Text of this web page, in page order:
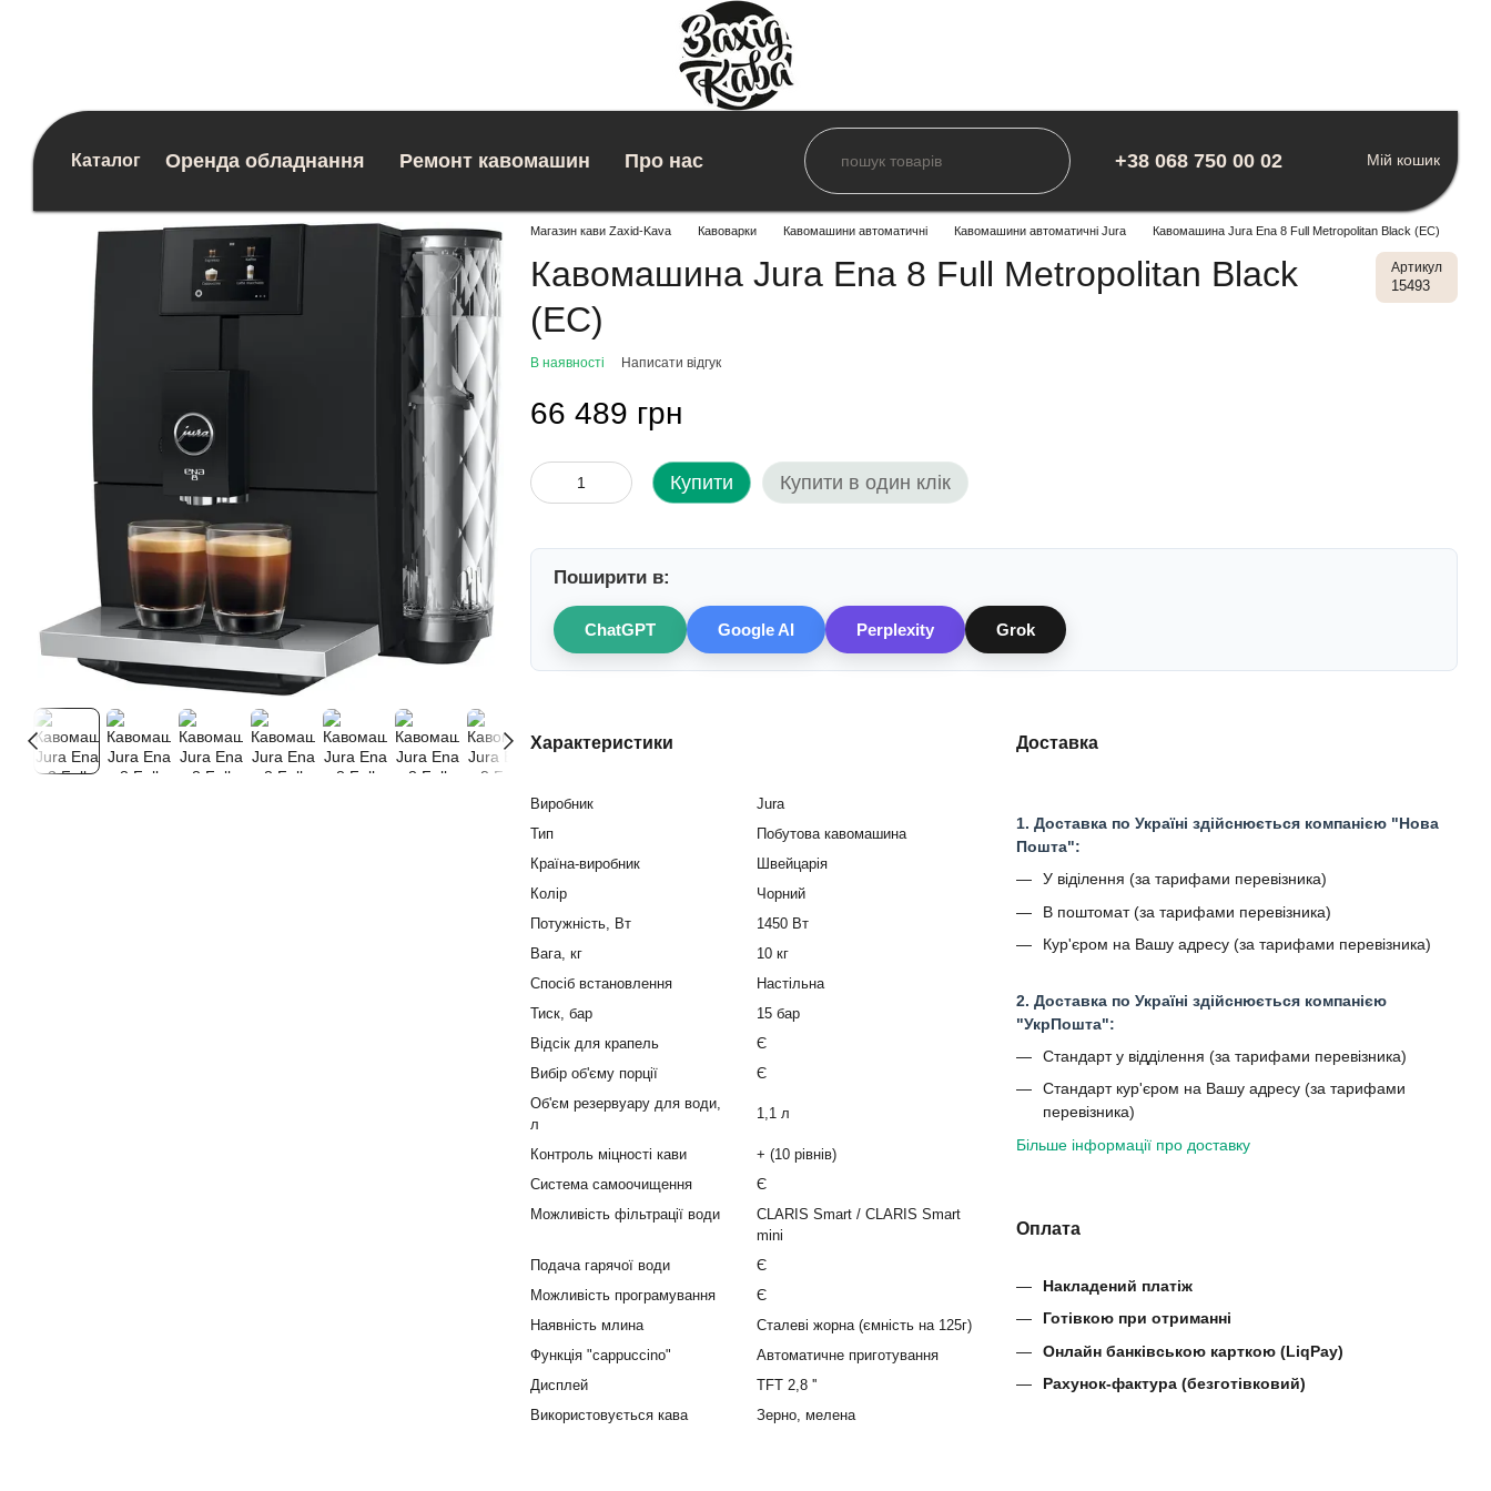
Каталог Оренда обладнання Ремонт кавомашин
Про нас
+38 068 750 00 02 Мій кошик
Магазин кави Zaxid-Kava Кавоварки Кавомашини автоматичні Кавомашини автоматичні Jura Кавомашина Jura Ena 8 Full Metropolitan Black (EC)
Кавомашина Jura Ena 8 Full Metropolitan Black
(EC)
Артикул
15493
В наявності Написати відгук
66 489 грн
Купити Купити в один клік
Поширити в:
ChatGPT Google AI Perplexity Grok
Характеристики
Виробник
Jura
Тип
Побутова кавомашина
Країна-виробник
Швейцарія
Колір
Чорний
Потужність, Вт
1450 Вт
Вага, кг
10 кг
Спосіб встановлення
Настільна
Тиск, бар
15 бар
Відсік для крапель
Є
Вибір об'єму порції
Є
Об'єм резервуару для води,
л
1,1 л
Контроль міцності кави
+ (10 рівнів)
Система самоочищення
Є
Можливість фільтрації води
CLARIS Smart / CLARIS Smart
mini
Подача гарячої води
Є
Можливість програмування
Є
Наявність млина
Сталеві жорна (ємність на 125г)
Функція "cappuccino"
Автоматичне приготування
Дисплей
TFT 2,8 ''
Використовується кава
Зерно, мелена
Доставка
1. Доставка по Україні здійснюється компанією "Нова
Пошта":
У віділення (за тарифами перевізника)
В поштомат (за тарифами перевізника)
Кур'єром на Вашу адресу (за тарифами перевізника)
2. Доставка по Україні здійснюється компанією
"УкрПошта":
Стандарт у відділення (за тарифами перевізника)
Стандарт кур'єром на Вашу адресу (за тарифами
перевізника)
Більше інформації про доставку
Оплата
Накладений платіж
Готівкою при отриманні
Онлайн банківською карткою (LiqPay)
Рахунок-фактура (безготівковий)